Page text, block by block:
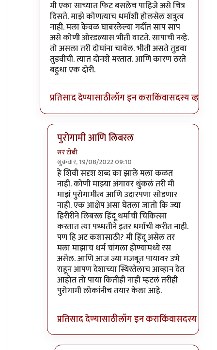
मी एका साच्यात फिट बसलेच पाहिजे असे चित्र
दिसते. माझे कोणत्याच धर्माशी होलसेल शत्रुत्व
नाही. मला केवळ घाबरलेल्या गर्दीत साप साप
असे कोणी ओरडल्यास भीती वाटते. सापाची नव्हे.
तो असला तरी दोघांना चावेल. भीती असते तुडवा
तुडवीची. त्यात दोनशे मरतात. आणि कारण ठरते
बहुधा एक दोरी.
प्रतिसाद देण्यासाठीलॉग इन कराकिंवासदस्य व्हा
पुरोगामी आणि लिबरल
सर टोबी
शुक्रवार, 19/08/2022 09:10
In reply toविरोधात वैयक्तिक पण नाही
हे शिवी सदृश शब्द का झाले मला कळत
नाही. कोणी माझ्या अंगावर थुंकलं तरी मी
माझं पुरोगामीत्व आणि उदारपणा सोडणार
नाही. एक आक्षेप असा घेतला जातो कि ज्या
हिरीरीने लिबरल हिंदू धर्माची चिकित्सा
करतात त्या पध्धतीने इतर धर्माची करीत नाही.
पण हि अट कशासाठी? मी हिंदू असेल तर
मला माझाच धर्म चांगला होण्यामध्ये रस
असेल. आणि आज ज्या मजबूत पायावर उभे
राहून आपण देशाच्या स्थिरतेलाच आव्हान देत
आहोत तो पाया कितीही नाही म्हटलं तरीही
पुरोगामी लोकांनीच तयार केला आहे.
प्रतिसाद देण्यासाठीलॉग इन कराकिंवासदस्य व्हा